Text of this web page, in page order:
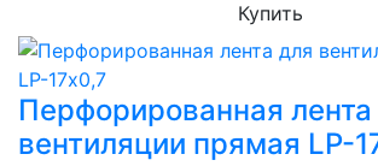
Купить
Перфорированная лента
вентиляции прямая LP-